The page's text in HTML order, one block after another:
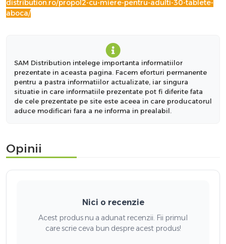
distribution.ro/propol2-cu-miere-pentru-adulti-30-tablete-
aboca/
SAM Distribution intelege importanta informatiilor
prezentate in aceasta pagina. Facem eforturi permanente
pentru a pastra informatiilor actualizate, iar singura
situatie in care informatiile prezentate pot fi diferite fata
de cele prezentate pe site este aceea in care producatorul
aduce modificari fara a ne informa in prealabil.
Opinii
Nici o recenzie
Acest produs nu a adunat recenzii. Fii primul
care scrie ceva bun despre acest produs!